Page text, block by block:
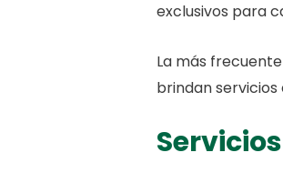
exclusivos para
La más
brindan